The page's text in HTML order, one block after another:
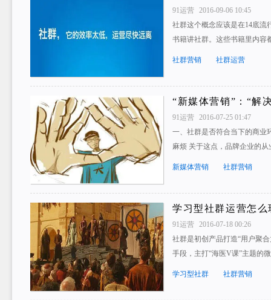
91运营 2016-09-06 10:45
社群这个概念应该是在14底流
书籍讲社群。这些书籍里内
社群营销 社群运营
“新媒体营销”：“解
91运营 2016-07-25 01:47
一、社群是否符合当下的商业
麻烦 关于这点，品牌企业的
新媒体营销 社群营销
学习型社群运营怎么
91运营 2016-07-18 00:26
社群是初创产品打造“用户聚
手段，主打“海医V课”主题的
学习型社群 社群营销